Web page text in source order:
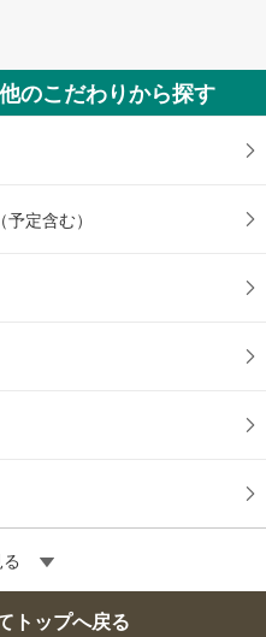
のこだわりから探す
定含む）
トップへ戻る